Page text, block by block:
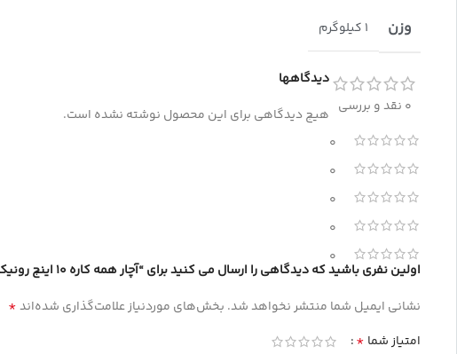
وزن 1 کیلوگرم
0 نقد و بررسی
0
0
0
0
0
دیدگاهها
هیچ دیدگاهی برای این محصول نوشته نشده است.
اولین نفری باشید که دیدگاهی را ارسال می کنید برای “آچار همه کاره 10 اینچ رونیکس مدل RH-2458”
نشانی ایمیل شما منتشر نخواهد شد. بخش‌های موردنیاز علامت‌گذاری شده‌اند*
امتیاز شما *